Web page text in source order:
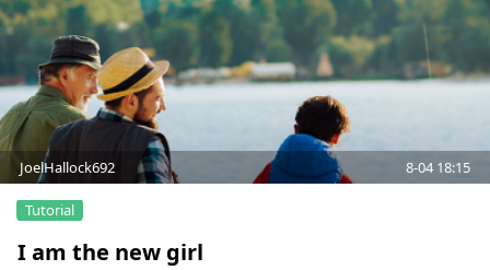
JoelHallock692 8-04 18:15
I am the new girl
Tutorial